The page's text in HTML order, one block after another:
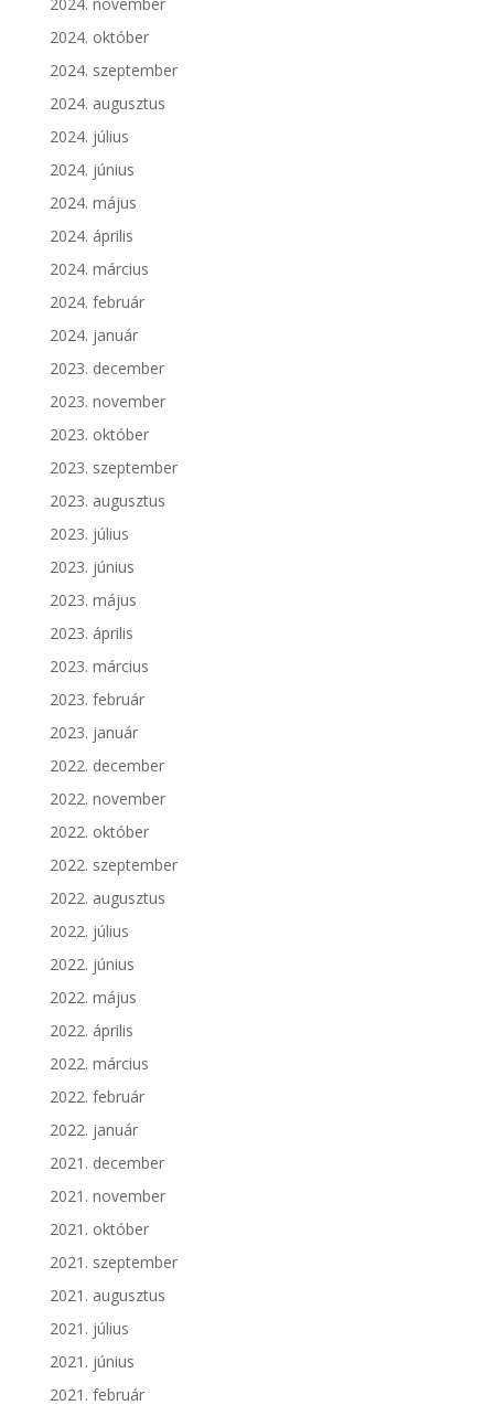
2024. október
2024. szeptember
2024. augusztus
2024. július
2024. június
2024. május
2024. április
2024. március
2024. február
2024. január
2023. december
2023. november
2023. október
2023. szeptember
2023. augusztus
2023. július
2023. június
2023. május
2023. április
2023. március
2023. február
2023. január
2022. december
2022. november
2022. október
2022. szeptember
2022. augusztus
2022. július
2022. június
2022. május
2022. április
2022. március
2022. február
2022. január
2021. december
2021. november
2021. október
2021. szeptember
2021. augusztus
2021. július
2021. június
2021. február